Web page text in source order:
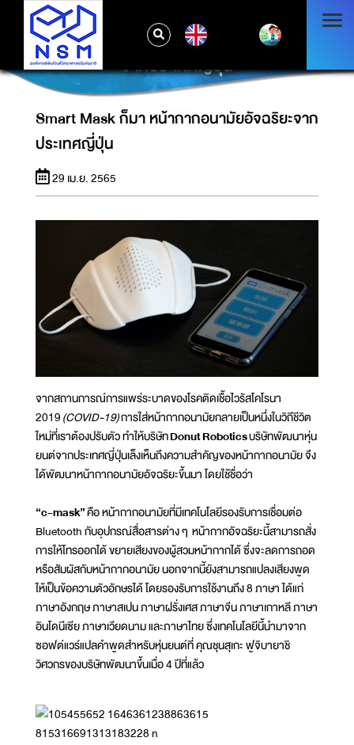
SMART MASK ก็มา หน้ากากอนามัยอัจฉริยะ
จากประเทศญี่ปุ่น
Smart Mask ก็มา หน้ากากอนามัยอัจฉริยะจาก
ประเทศญี่ปุ่น
29 เม.ย. 2565
จากสถานการณ์การแพร่ระบาดของโรคติดเชื้อไวรัสโคโรนา
2019(COVID-19)การใส่หน้ากากอนามัยกลายเป็นหนึ่งในวิถีชีวิต
ใหม่ที่เราต้องปรับตัว ทำให้บริษัทDonut Roboticsบริษัทพัฒนาหุ่น
ยนต์จากประเทศญี่ปุ่นเล็งเห็นถึงความสำคัญของหน้ากากอนามัย จึง
ได้พัฒนาหน้ากากอนามัยอัจฉริยะขึ้นมา โดยใช้ชื่อว่า
“c-mask”คือ หน้ากากอนามัยที่มีเทคโนโลยีรองรับการเชื่อมต่อ
Bluetooth กับอุปกรณ์สื่อสารต่าง ๆ หน้ากากอัจฉริยะนี้สามารถสั่ง
การให้โทรออกได้ ขยายเสียงของผู้สวมหน้ากากได้ ซึ่งจะลดการถอด
หรือสัมผัสกับหน้ากากอนามัย นอกจากนี้ยังสามารถแปลงเสียงพูด
ให้เป็นข้อความตัวอักษรได้ โดยรองรับการใช้งานถึง 8 ภาษา ได้แก่
ภาษาอังกฤษ ภาษาสเปน ภาษาฝรั่งเศส ภาษาจีน ภาษาเกาหลี ภาษา
อินโดนีเซีย ภาษาเวียดนาม และภาษาไทย ซึ่งเทคโนโลยีนี้นำมาจาก
ซอฟต์แวร์แปลคำพูดสำหรับหุ่นยนต์ที่ คุณชุนสุเกะ ฟูจิบายาชิ
วิศวกรของบริษัทพัฒนาขึ้นเมื่อ 4 ปีที่แล้ว